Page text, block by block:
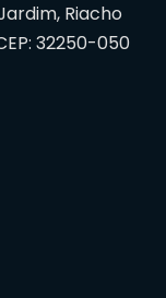
Riacho
32250-050